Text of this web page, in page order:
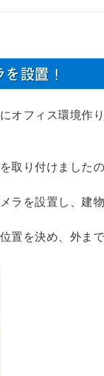
設置！
オフィス環境作
取り付けました
ラを設置し、建
置を決め、外ま